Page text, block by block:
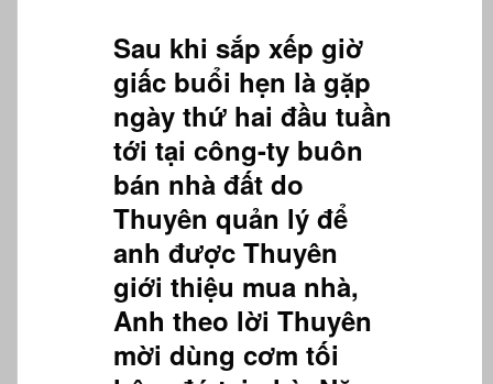
Sau khi sắp xếp giờ
giấc buổi hẹn là gặp
ngày thứ hai đầu tuần
tới tại công-ty buôn
bán nhà đất do
Thuyên quản lý để
anh được Thuyên
giới thiệu mua nhà,
Anh theo lời Thuyên
mời dùng cơm tối